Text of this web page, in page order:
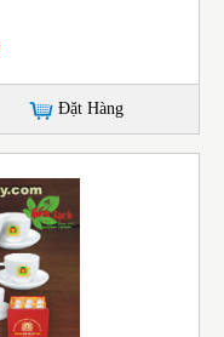
Đặt Hàng